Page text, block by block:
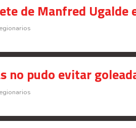
de Manfred
no pudo evitar